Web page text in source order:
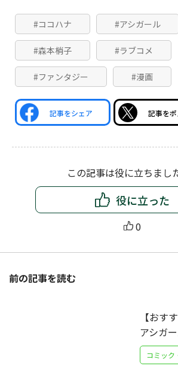
#ココハナ #アシガール
#森本梢子 #ラブコメ
#ファンタジー #漫画
記事をシェア 記事を
この記事は役に立ちまし
役に立った
0
前の記事を読む
【おす
アシガ
コミック